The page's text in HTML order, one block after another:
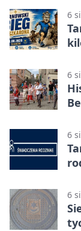
6
6
6
6